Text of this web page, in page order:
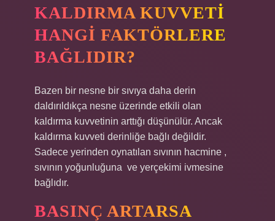
KALDIRMA KUVVETI
HANGI FAKTÖRLERE
BAĞLIDIR?
Bazen bir nesne bir sıvıya daha derin
daldırıldıkça nesne üzerinde etkili olan
kaldırma kuvvetinin arttığı düşünülür. Ancak
kaldırma kuvveti derinliğe bağlı değildir.
Sadece yerinden oynatılan sıvının hacmine ‍,
sıvının yoğunluğuna ‍ ve yerçekimi ivmesine ‍
bağlıdır.
BASINÇ ARTARSA